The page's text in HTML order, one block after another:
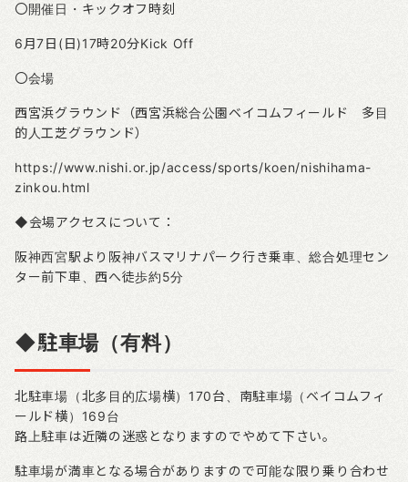
〇開催日・キックオフ時刻
6月7日 (日)17時20分Kick Off
〇会場
西宮浜グラウンド（西宮浜総合公園ベイコムフィールド 多目
的人工芝グラウンド）
https://www.nishi.or.jp/access/sports/koen/nishihama-
zinkou.html
◆会場アクセスについて：
阪神西宮駅より阪神バスマリナパーク行き乗車、総合処理セン
ター前下車、西へ徒歩約5分
◆駐車場（有料）
北駐車場（北多目的広場横）170台、南駐車場（ベイコムフィ
ールド横）169台
路上駐車は近隣の迷惑となりますのでやめて下さい。
駐車場が満車となる場合がありますので可能な限り乗り合わせ